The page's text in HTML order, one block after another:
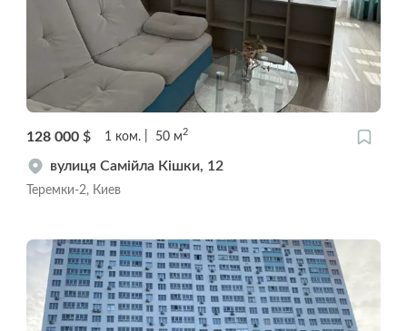
128 000 $ 1 ком. 50 м2
вулиця Самійла Кішки, 12
Теремки-2, Киев